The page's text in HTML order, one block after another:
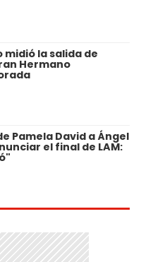
midió la salida de
Hermano
Pamela David a Ángel
el final de LAM: